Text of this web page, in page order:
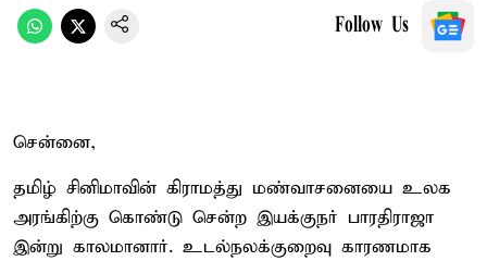
Follow Us
சென்னை,
தமிழ் சினிமாவின் கிராமத்து மண்வாசனையை உலக
அரங்கிற்கு கொண்டு சென்ற இயக்குநர் பாரதிராஜா
இன்று காலமானார். உடல்நலக்குறைவு காரணமாக